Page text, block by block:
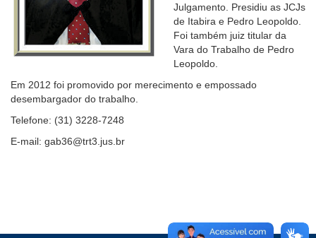
Julgamento. Presidiu as JCJs
de Itabira e Pedro Leopoldo.
Foi também juiz titular da
Vara do Trabalho de Pedro
Leopoldo.
Em 2012 foi promovido por merecimento e empossado
desembargador do trabalho.
Telefone: (31) 3228-7248
E-mail: gab36@trt3.jus.br